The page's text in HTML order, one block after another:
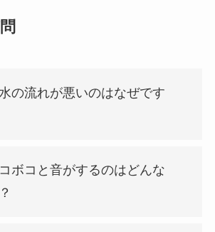
の流れが悪いのはなぜです
ボコと音がするのはどんな